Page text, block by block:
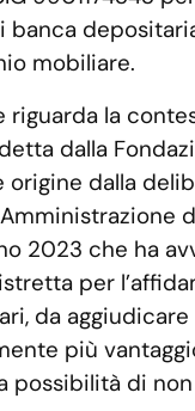
banca
mobiliare.
riguarda la
dalla
origine dalla
2023 che ha
per
da aggiudicare
più
possibilità di